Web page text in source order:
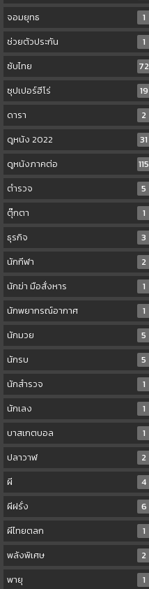
จอมยุทธ
1
ช่วยตัวประกัน
1
ซับไทย
72
ซุปเปอร์ฮีโร่
19
ดารา
2
ดูหนัง 2022
31
ดูหนังภาคต่อ
115
ตำรวจ
5
ตุ๊กตา
1
ธุรกิจ
3
นักกีฬา
2
นักฆ่า มือสั่งหาร
1
นักพยากรณ์อากาศ
1
นักมวย
5
นักรบ
5
นักสำรวจ
1
นักเลง
1
บาสเกตบอล
1
ปลาวาฬ
2
ผี
4
ผีฝรั่ง
6
ผีไทยตลก
1
พลังพิเศษ
2
พายุ
1